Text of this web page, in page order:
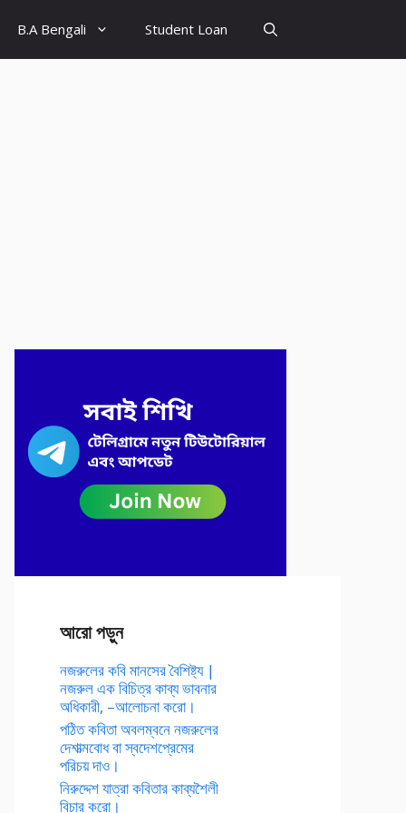
B.A Bengali Student Loan
আরো পড়ুন
নজরুলের কবি মানসের বৈশিষ্ট্য |
নজরুল এক বিচিত্র কাব্য ভাবনার
অধিকারী, –আলোচনা করো।
পঠিত কবিতা অবলম্বনে নজরুলের
দেশাত্মবোধ বা স্বদেশপ্রেমের
পরিচয় দাও।
নিরুদ্দেশ যাত্রা কবিতার কাব্যশৈলী
বিচার করো।